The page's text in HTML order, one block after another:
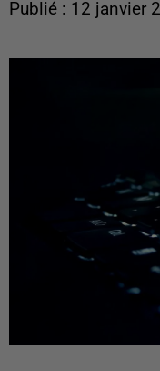
Publié : 12 janvier